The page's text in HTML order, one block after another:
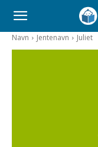
Navn Jentenavn Juliet